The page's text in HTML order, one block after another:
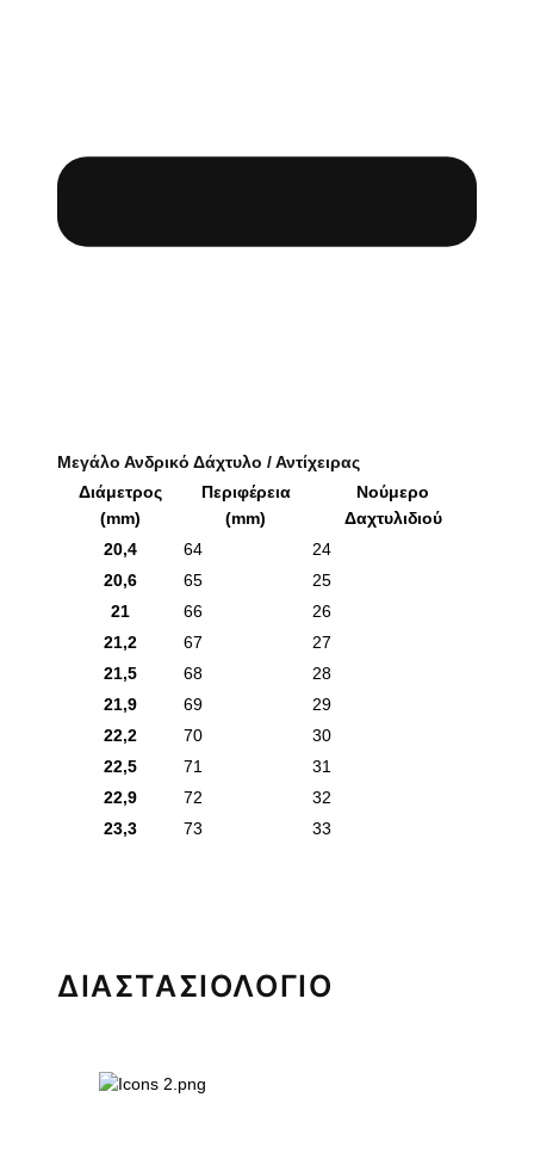
Μεγάλο Ανδρικό Δάχτυλο / Αντίχειρας
Διάμετρος
(mm)
Περιφέρεια
(mm)
Νούμερο
Δαχτυλιδιού
20,4
64
24
20,6
65
25
21
66
26
21,2
67
27
21,5
68
28
21,9
69
29
22,2
70
30
22,5
71
31
22,9
72
32
23,3
73 33
ΔΙΑΣΤΑΣΙΟΛΟΓΙΟ